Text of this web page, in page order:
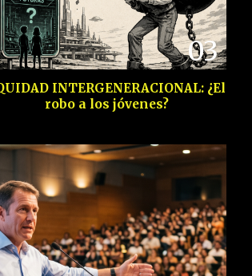
03
INTERGENERACIONAL: ¿El
robo a los jóvenes?